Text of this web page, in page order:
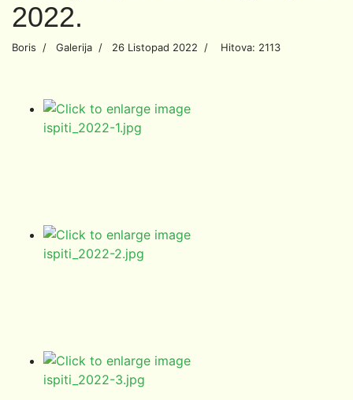
2022.
Boris Galerija 26 Listopad 2022 Hitova: 2113